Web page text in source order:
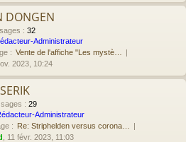
DONGEN
: 32
Administrateur
: Vente de l'affiche "Les mystè…
2023, 10:24
: 29
Administrateur
: Re: Striphelden versus corona…
, 11 févr. 2023, 11:03